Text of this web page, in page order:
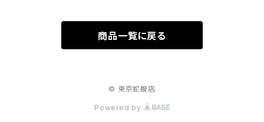
Hohner(ホーナー)
Hessmühler［ヘスミューラー］
Meinel&Herold(メイネルアンドへロルド）
商品一覧に戻る
© 東京蛇腹店
Powered by